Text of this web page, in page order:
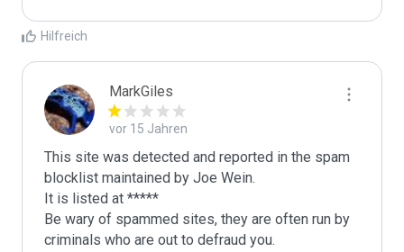
Hilfreich
MarkGiles
vor 15 Jahren
This site was detected and reported in the spam
blocklist maintained by Joe Wein.
It is listed at *****
Be wary of spammed sites, they are often run by
criminals who are out to defraud you.